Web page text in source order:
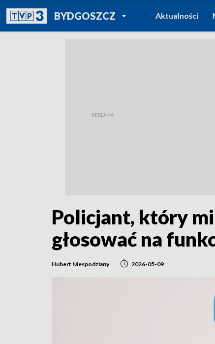
BYDGOSZCZPOWRÓT DO
TVP REGIONY
Aktualności
Policjant, który mi
głosować na
Hubert Niespodziany 2026-05-09